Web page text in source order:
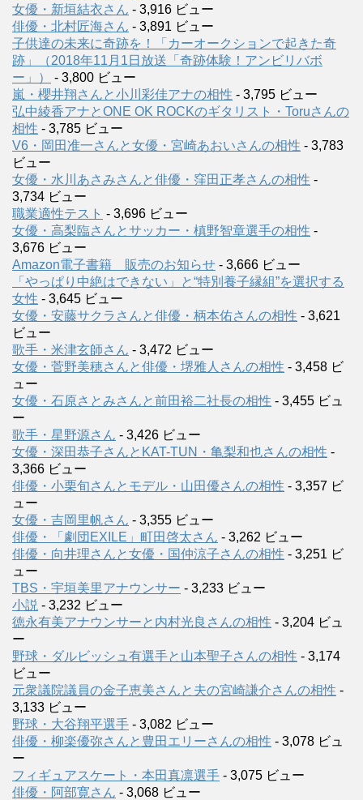
女優・新垣結衣さん - 3,916 ビュー
俳優・北村匠海さん - 3,891 ビュー
子供達の未来に奇跡を！「カーオークションで起きた奇
跡」（2018年11月1日放送「奇跡体験！アンビリバボ
ー」）
- 3,800 ビュー
嵐・櫻井翔さんと小川彩佳アナの相性 - 3,795 ビュー
弘中綾香アナとONE OK ROCKのギタリスト・Toruさんの
相性 - 3,785 ビュー
V6・岡田准一さんと女優・宮崎あおいさんの相性 - 3,783
ビュー
女優・水川あさみさんと俳優・窪田正孝さんの相性 -
3,734 ビュー
職業適性テスト - 3,696 ビュー
女優・高梨臨さんとサッカー・槙野智章選手の相性 -
3,676 ビュー
Amazon電子書籍 販売のお知らせ - 3,666 ビュー
「やっぱり中絶はできない」と“特別養子縁組”を選択する
女性 - 3,645 ビュー
女優・安藤サクラさんと俳優・柄本佑さんの相性 - 3,621
ビュー
歌手・米津玄師さん - 3,472 ビュー
女優・菅野美穂さんと俳優・堺雅人さんの相性 - 3,458 ビ
ュー
女優・石原さとみさんと前田裕二社長の相性 - 3,455 ビュ
ー
歌手・星野源さん - 3,426 ビュー
女優・深田恭子さんとKAT-TUN・亀梨和也さんの相性 -
3,366 ビュー
俳優・小栗旬さんとモデル・山田優さんの相性 - 3,357 ビ
ュー
女優・吉岡里帆さん - 3,355 ビュー
俳優・「劇団EXILE」町田啓太さん - 3,262 ビュー
俳優・向井理さんと女優・国仲涼子さんの相性 - 3,251 ビ
ュー
TBS・宇垣美里アナウンサー - 3,233 ビュー
小説 - 3,232 ビュー
徳永有美アナウンサーと内村光良さんの相性 - 3,204 ビュ
ー
野球・ダルビッシュ有選手と山本聖子さんの相性 - 3,174
ビュー
元衆議院議員の金子恵美さんと夫の宮崎謙介さんの相性 -
3,133 ビュー
野球・大谷翔平選手 - 3,082 ビュー
俳優・柳楽優弥さんと豊田エリーさんの相性 - 3,078 ビュ
ー
フィギュアスケート・本田真凛選手 - 3,075 ビュー
俳優・阿部寛さん - 3,068 ビュー